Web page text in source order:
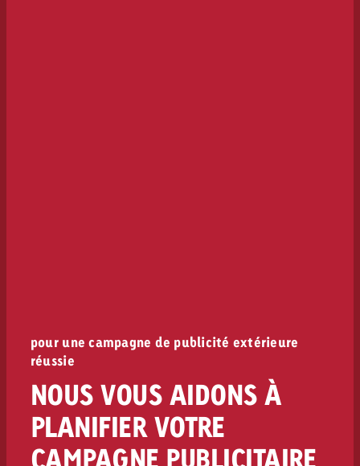
pour une campagne de publicité extérieure
réussie
NOUS VOUS AIDONS À
PLANIFIER VOTRE